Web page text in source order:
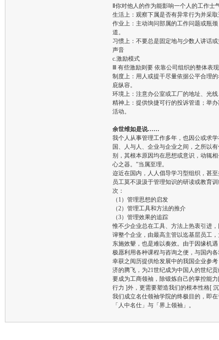
Ⅱ你对他人的作为能影响一个人的工作士
生活上：观察下属是否有异常行为并采
作业上：主动询问部属的工作问题或瓶
道。
习惯上：不要总是固定地与少数人讲话
声音
c.激励模式
Ⅲ 有些激励则要 依靠公司组织的整体表现
制度上：用人或提干尽量依据公平合理
庇纵容。
环境上：注意办公室或工厂的地址、光
精神上：提供快捷可行的投诉管道；举
活动。
余世维如是说……
我个人从事管理工作多年，也因公或求
国、人与人、企业与企业之间，之所以
别，其根本原因均在思想或意识，动辄
心之器。”当属至理。
迩近在国内，人人倡导学习型组织，甚
员工莫不汲汲于管理知识的研读或教育
次：
（1）管理思想的启发
（2）管理工具和方法的推介
（3）管理效果的追踪
惟不少企业总在工具、方法上热衷引进
谉整个企业，由最高主管以迄基层员工
东施效颦，也是难以奏效。由于因缘机
极愿利用各种课程与咨询之便，与国内
幸获之阅历提供给发展中的我国企业参
济的腾飞，为21世纪成为中国人的世纪
要成为工商领袖，除锻炼自己的掌控能
行力 ]外，更需要塑造我们的根本性格[
我们成立名仕领袖学院的终极目的，即
「人中名仕」与「界上领袖」。